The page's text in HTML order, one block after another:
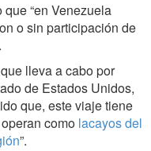
“en Venezuela
o sin participación de
lleva a cabo por
de Estados Unidos,
que, este viaje tiene
como lacayos del
”.